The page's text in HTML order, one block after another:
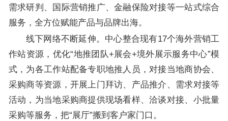
需求研判、国际营销推广、金融保险对接等一站式综合
服务，全方位赋能产品与品牌出海。
线下网络不断延伸。中心整合现有17个海外营销工
作站资源，优化“地推团队+展会+境外展示服务中心”模
式，为各工作站配备专职地推人员，对接当地商协会、
采购商等资源，开展上门拜访、产品推介、需求对接等
活动，为当地采购商提供现场看样、洽谈对接、小批量
采购等服务，把“展厅”搬到客户家门口。